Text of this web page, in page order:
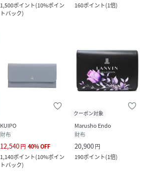
1,500ポイント(10%ポイン
トバック)
160ポイント(1倍)
KUIPO
財布
12,540円 40%OFF
1,140ポイント(10%ポイン
トバック)
クーポン対象
Marusho Endo
財布
20,900円
190ポイント(1倍)